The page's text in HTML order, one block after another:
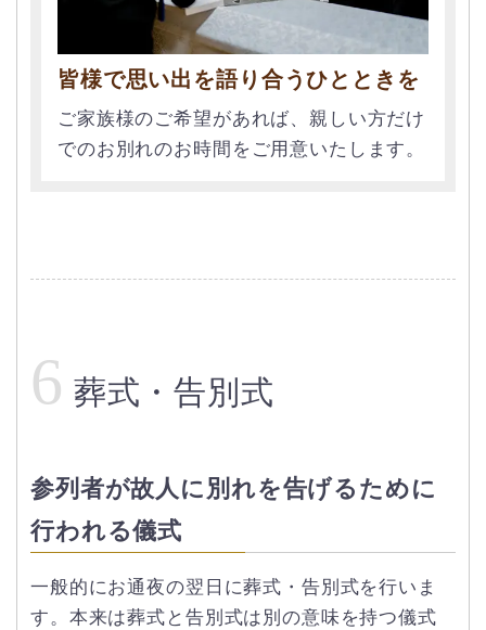
皆様で思い出を語り合うひとときを
ご家族様のご希望があれば、親しい方だけ
でのお別れのお時間をご用意いたします。
6 葬式・告別式
参列者が故人に別れを告げるために
行われる儀式
一般的にお通夜の翌日に葬式・告別式を行いま
す。本来は葬式と告別式は別の意味を持つ儀式